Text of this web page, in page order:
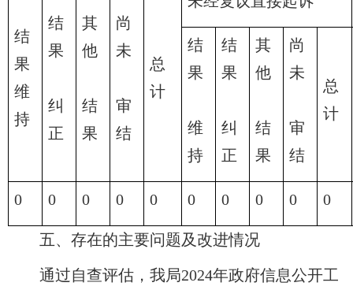
结
果
维
持
结
果
纠
正
其
他
结
果
尚
未
审
结
总
计
结
果
维
持
结
果
纠
正
其
他
结
果
尚
未
审
结
总
计
0 0 0 0 0 0 0 0 0 0
五、存在的主要问题及改进情况
通过自查评估，我局2024年政府信息公开工